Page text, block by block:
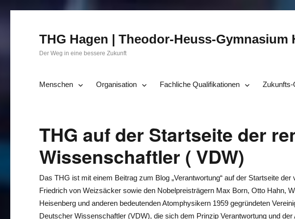
THG Hagen | Theodor-Heuss-Gymnasium
Der Weg in eine bessere Zukunft
Menschen Organisation Fachliche Qualifikationen Zukunfts-
THG auf der Startseite der
Wissenschaftler ( VDW)
Das THG ist mit einem Beitrag zum Blog „Verantwortung“ auf der Startseite der
Friedrich von Weizsäcker sowie den Nobelpreisträgern Max Born, Otto Hahn,
Heisenberg und anderen bedeutenden Atomphysikern 1959 gegründeten
Deutscher Wissenschaftler (VDW), die sich dem Prinzip Verantwortung und der